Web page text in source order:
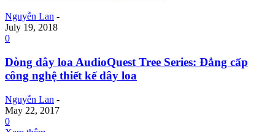
Nguyễn Lan -
July 19, 2018
0
Dòng dây loa AudioQuest Tree Series: Đẳng cấp
công nghệ thiết kế dây loa
Nguyễn Lan -
May 22, 2017
0